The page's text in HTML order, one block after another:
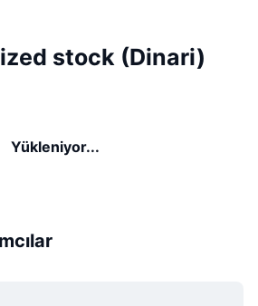
stock (Dinari)
Yükleniyor...